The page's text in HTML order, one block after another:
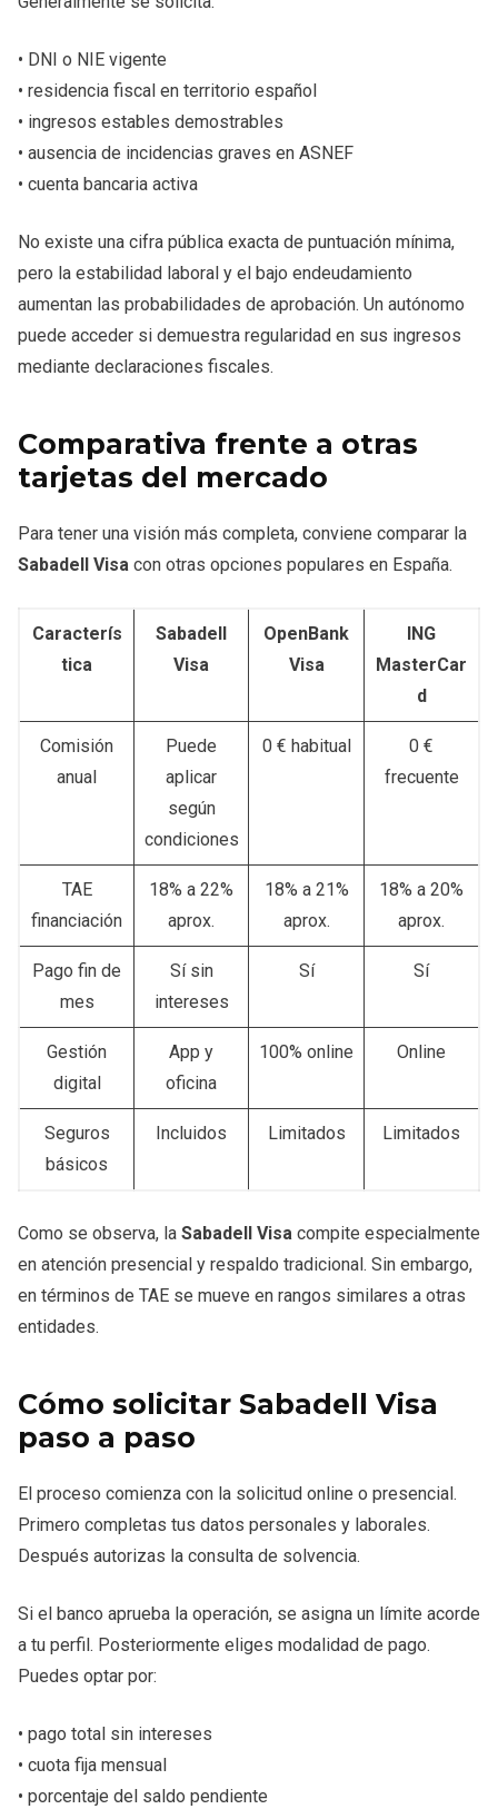
• DNI o NIE vigente
• residencia fiscal en territorio español
• ingresos estables demostrables
• ausencia de incidencias graves en ASNEF
• cuenta bancaria activa
No existe una cifra pública exacta de puntuación mínima,
pero la estabilidad laboral y el bajo endeudamiento
aumentan las probabilidades de aprobación. Un autónomo
puede acceder si demuestra regularidad en sus ingresos
mediante declaraciones fiscales.
Comparativa frente a otras
tarjetas del mercado
Para tener una visión más completa, conviene comparar la
Sabadell Visa con otras opciones populares en España.
Caracterís
tica
Sabadell
Visa
OpenBank
Visa
ING
MasterCar
d
Comisión
anual
Puede
aplicar
según
condiciones
0 € habitual
0 €
frecuente
TAE
financiación
18% a 22%
aprox.
18% a 21%
aprox.
18% a 20%
aprox.
Pago fin de
mes
Sí sin
intereses
Sí Sí
Gestión
digital
App y
oficina
100% online Online
Seguros
básicos
Incluidos Limitados Limitados
Como se observa, la Sabadell Visa compite especialmente
en atención presencial y respaldo tradicional. Sin embargo,
en términos de TAE se mueve en rangos similares a otras
entidades.
Cómo solicitar Sabadell Visa
paso a paso
El proceso comienza con la solicitud online o presencial.
Primero completas tus datos personales y laborales.
Después autorizas la consulta de solvencia.
Si el banco aprueba la operación, se asigna un límite acorde
a tu perfil. Posteriormente eliges modalidad de pago.
Puedes optar por:
• pago total sin intereses
• cuota fija mensual
• porcentaje del saldo pendiente